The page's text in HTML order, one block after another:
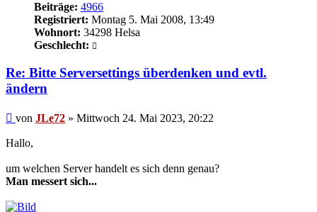
Beiträge: 4966
Registriert: Montag 5. Mai 2008, 13:49
Wohnort: 34298 Helsa
Geschlecht:
Re: Bitte Serversettings überdenken und evtl.
ändern
Beitrag
von JLe72 » Mittwoch 24. Mai 2023, 20:22
Hallo,
um welchen Server handelt es sich denn genau?
Man messert sich...